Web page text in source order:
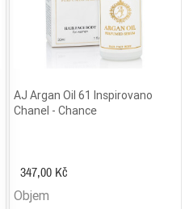
AJ Argan Oil 61 Inspirovano
Chanel - Chance
347,00 Kč
Objem